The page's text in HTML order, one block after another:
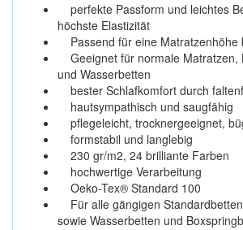
perfekte Passform und leichtes
höchste Elastizität
Passend für eine Matratzenhöhe
Geeignet für normale Matratzen,
und Wasserbetten
bester Schlafkomfort durch
hautsympathisch und saugfähig
pflegeleicht, trocknergeeignet,
formstabil und langlebig
230 gr/m2, 24 brilliante Farben
hochwertige Verarbeitung
Oeko-Tex® Standard 100
Für alle gängigen
sowie Wasserbetten und